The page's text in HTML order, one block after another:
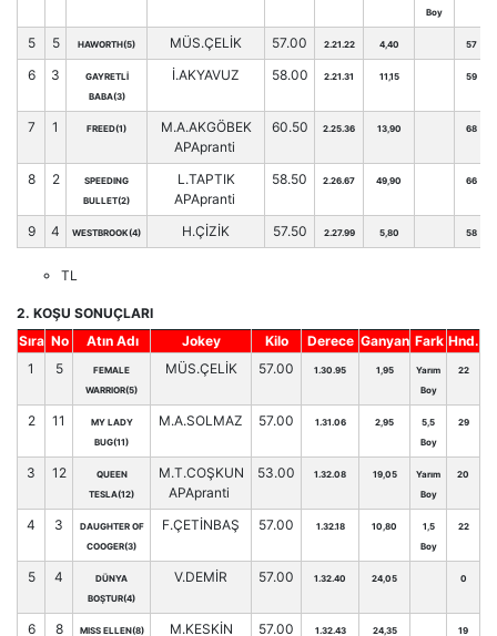
Boy
5 5 HAWORTH(5) MÜS.ÇELİK 57.00 2.21.22 4,40 57
6 3
GAYRETLİ
BABA(3)
İ.AKYAVUZ 58.00 2.21.31 11,15 59
7 1 FREED(1)
M.A.AKGÖBEK
APApranti
60.50 2.25.36 13,90 68
8 2
SPEEDING
BULLET(2)
L.TAPTIK
APApranti
58.50 2.26.67 49,90 66
9 4 WESTBROOK(4) H.ÇİZİK 57.50 2.27.99 5,80 58
TL
2. KOŞU SONUÇLARI
Sıra No Atın Adı Jokey Kilo Derece Ganyan Fark Hnd.
1
5
FEMALE
WARRIOR(5)
MÜS.ÇELİK 57.00 1.30.95 1,95
Yarım
Boy
22
2 11
MY LADY
BUG(11)
M.A.SOLMAZ 57.00 1.31.06 2,95
5,5
Boy
29
3 12
QUEEN
TESLA(12)
M.T.COŞKUN
APApranti
53.00 1.32.08 19,05
Yarım
Boy
20
4 3
DAUGHTER OF
COOGER(3)
F.ÇETİNBAŞ 57.00 1.32.18 10,80
1,5
Boy
22
5 4
DÜNYA
BOŞTUR(4)
V.DEMİR 57.00 1.32.40 24,05 0
6 8 MISS ELLEN(8) M.KESKİN 57.00 1.32.43 24,35 19